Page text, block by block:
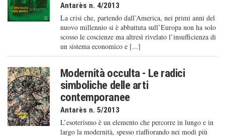
Antarès n. 4/2013
La crisi che, partendo dall’America, nei primi anni del
nuovo millennio si è abbattuta sull’Europa non ha solo
scosso le coscienze ma altresì rivelato l’insufficienza di
un sistema economico e [...]
Modernità occulta - Le radici
simboliche delle arti
contemporanee
Antarès n. 5/2013
L’esoterismo è un elemento che percorre in lungo e in
largo la modernità, spesso riaffiorando nei modi più